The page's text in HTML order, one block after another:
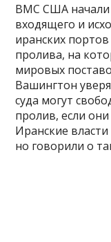
ВМС США начали
входящего и
иранских
пролива, на
мировых
Вашингтон
суда могут
пролив, если
Иранские
но говорили о